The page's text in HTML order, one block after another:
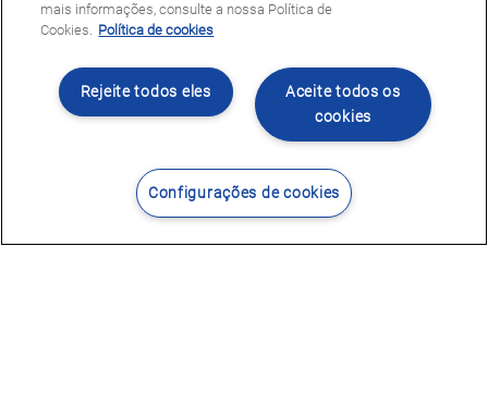
Contacte-nos Encontrar Centro
mais informações, consulte a nossa Política de
Cookies. Política de cookies
Aceite todos os
cookies
Rejeite todos eles
Configurações de cookies